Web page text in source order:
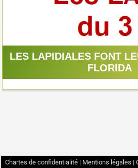
LES LAPIDIALES FONT
FLORIDA
Chartes de confidentialité | Mentions légales |